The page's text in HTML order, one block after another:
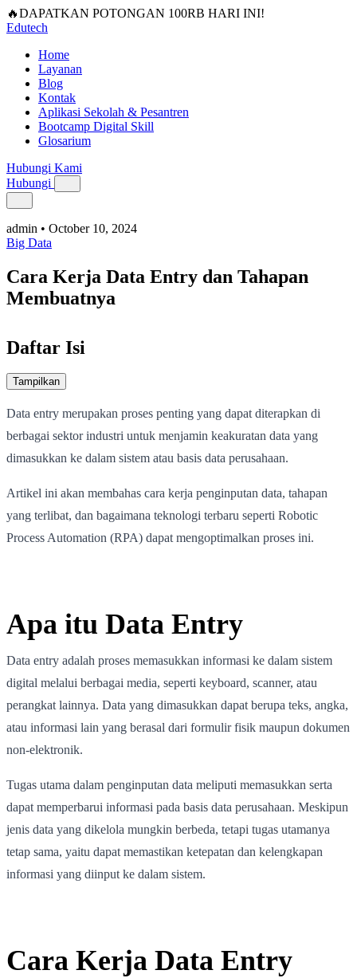
🔥DAPATKAN POTONGAN 100RB HARI INI!
Edutech
Home
Layanan
Blog
Kontak
Aplikasi Sekolah & Pesantren
Bootcamp Digital Skill
Glosarium
Hubungi Kami
Hubungi
admin • October 10, 2024
Big Data
Cara Kerja Data Entry dan Tahapan
Membuatnya
Daftar Isi
Tampilkan
Data entry merupakan proses penting yang dapat diterapkan di
berbagai sektor industri untuk menjamin keakuratan data yang
dimasukkan ke dalam sistem atau basis data perusahaan.
Artikel ini akan membahas cara kerja penginputan data, tahapan
yang terlibat, dan bagaimana teknologi terbaru seperti Robotic
Process Automation (RPA) dapat mengoptimalkan proses ini.
Apa itu Data Entry
Data entry adalah proses memasukkan informasi ke dalam sistem
digital melalui berbagai media, seperti keyboard, scanner, atau
perangkat lainnya. Data yang dimasukkan dapat berupa teks, angka,
atau informasi lain yang berasal dari formulir fisik maupun dokumen
non-elektronik.
Tugas utama dalam penginputan data meliputi memasukkan serta
dapat memperbarui informasi pada basis data perusahaan. Meskipun
jenis data yang dikelola mungkin berbeda, tetapi tugas utamanya
tetap sama, yaitu dapat memastikan ketepatan dan kelengkapan
informasi yang diinput ke dalam sistem.
Cara Kerja Data Entry